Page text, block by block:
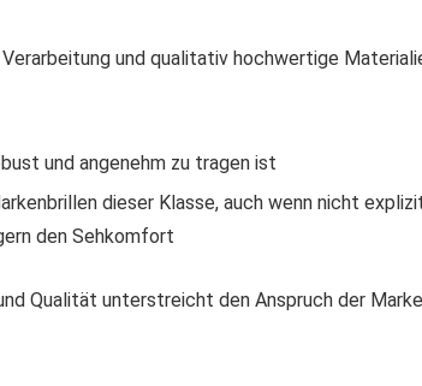
und qualitativ hochwertige
und angenehm zu tragen ist
dieser Klasse, auch wenn nicht
den Sehkomfort
Qualität unterstreicht den Anspruch der